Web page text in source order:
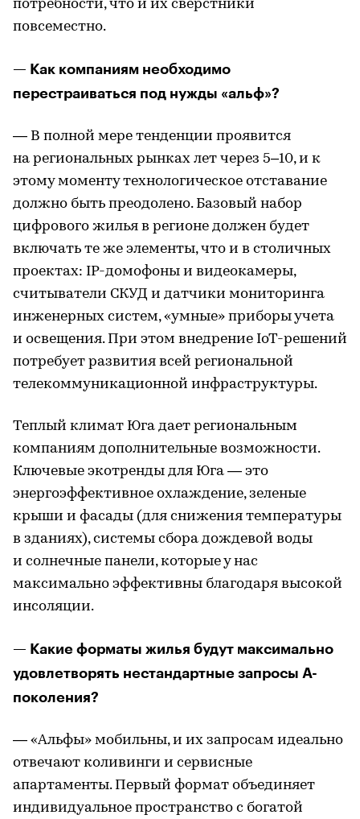
потребности, что и их сверстники
повсеместно.
— Как компаниям необходимо
перестраиваться под нужды «альф»?
— В полной мере тенденции проявится
на региональных рынках лет через 5–10, и к
этому моменту технологическое отставание
должно быть преодолено. Базовый набор
цифрового жилья в регионе должен будет
включать те же элементы, что и в столичных
проектах: IP-домофоны и видеокамеры,
считыватели СКУД и датчики мониторинга
инженерных систем, «умные» приборы учета
и освещения. При этом внедрение IoT-решений
потребует развития всей региональной
телекоммуникационной инфраструктуры.
Теплый климат Юга дает региональным
компаниям дополнительные возможности.
Ключевые экотренды для Юга — это
энергоэффективное охлаждение, зеленые
крыши и фасады (для снижения температуры
в зданиях), системы сбора дождевой воды
и солнечные панели, которые у нас
максимально эффективны благодаря высокой
инсоляции.
— Какие форматы жилья будут максимально
удовлетворять нестандартные запросы А-
поколения?
— «Альфы» мобильны, и их запросам идеально
отвечают коливинги и сервисные
апартаменты. Первый формат объединяет
индивидуальное пространство с богатой